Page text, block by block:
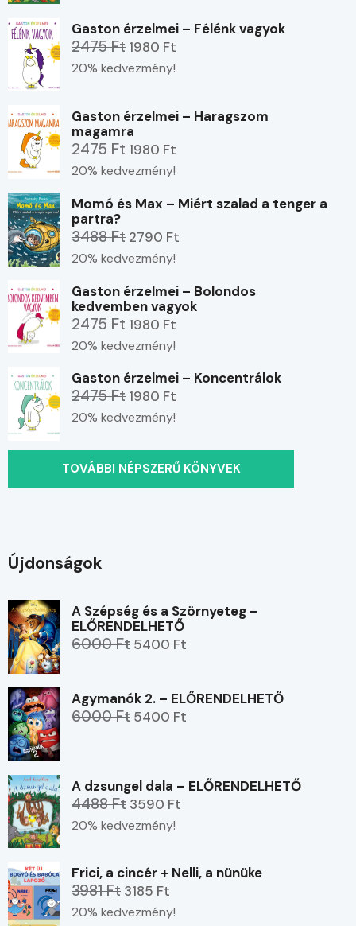
Gaston érzelmei – Félénk vagyok
2475 Ft 1980 Ft
20% kedvezmény!
Gaston érzelmei – Haragszom
magamra
2475 Ft 1980 Ft
20% kedvezmény!
Momó és Max – Miért szalad a tenger a
partra?
3488 Ft 2790 Ft
20% kedvezmény!
Gaston érzelmei – Bolondos
kedvemben vagyok
2475 Ft 1980 Ft
20% kedvezmény!
Gaston érzelmei – Koncentrálok
2475 Ft 1980 Ft
20% kedvezmény!
TOVÁBBI NÉPSZERŰ KÖNYVEK
Újdonságok
A Szépség és a Szörnyeteg –
ELŐRENDELHETŐ
6000 Ft 5400 Ft
Agymanók 2. – ELŐRENDELHETŐ
6000 Ft 5400 Ft
A dzsungel dala – ELŐRENDELHETŐ
4488 Ft 3590 Ft
20% kedvezmény!
Frici, a cincér + Nelli, a nünüke
3981 Ft 3185 Ft
20% kedvezmény!